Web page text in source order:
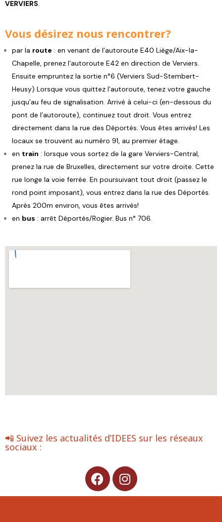
VERVIERS.
Vous désirez nous rencontrer?
par la route : en venant de l’autoroute E40 Liège/Aix-la-
Chapelle, prenez l’autoroute E42 en direction de Verviers.
Ensuite empruntez la sortie n°6 (Verviers Sud-Stembert-
Heusy) Lorsque vous quittez l’autoroute, tenez votre gauche
jusqu’au feu de signalisation. Arrivé à celui-ci (en-dessous du
pont de l’autoroute), continuez tout droit. Vous entrez
directement dans la rue des Déportés. Vous êtes arrivés! Les
locaux se trouvent au numéro 91, au premier étage.
en train : lorsque vous sortez de la gare Verviers-Central,
prenez la rue de Bruxelles, directement sur votre droite. Cette
rue longe la voie ferrée. En poursuivant tout droit (passez le
rond point imposant), vous entrez dans la rue des Déportés.
Après 200m environ, vous êtes arrivés!
en bus : arrêt Déportés/Rogier. Bus n° 706.
📲 Suivez les actualités d’IDEES sur les réseaux
sociaux :